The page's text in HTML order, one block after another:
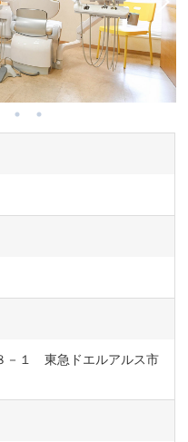
－１ 東急ドエルアルス市